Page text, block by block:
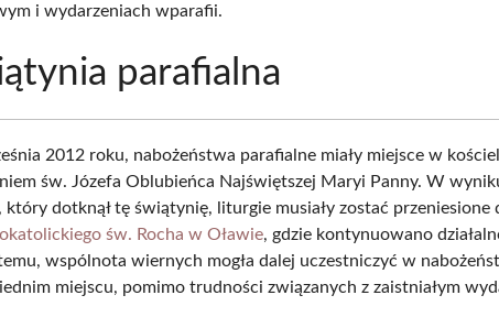
i wydarzeniach wparafii.
parafialna
2012 roku, nabożeństwa parafialne miały miejsce w
św. Józefa Oblubieńca Najświętszej Maryi Panny. W
który dotknął tę świątynię, liturgie musiały zostać przeniesione
św. Rocha w Oławie, gdzie kontynuowano
wspólnota wiernych mogła dalej uczestniczyć w
miejscu, pomimo trudności związanych z zaistniałym